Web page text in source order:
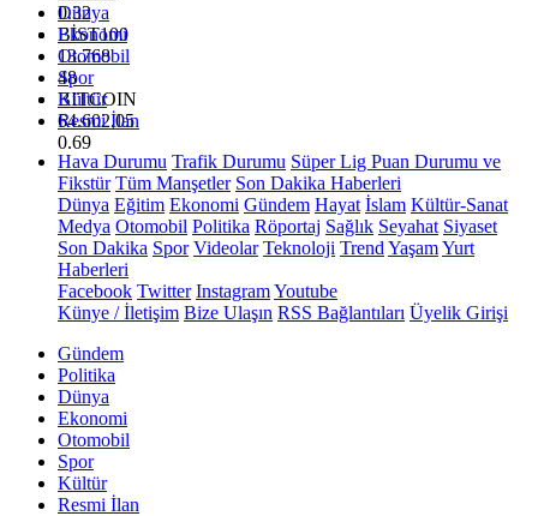
0.32
BİST100
13.768
48
BITCOIN
64.602,05
0.69
Dünya
Ekonomi
Otomobil
Spor
Kültür
Resmi İlan
Hava Durumu Trafik Durumu Süper Lig Puan Durumu ve
Fikstür Tüm Manşetler Son Dakika Haberleri
Dünya Eğitim Ekonomi Gündem Hayat İslam Kültür-Sanat
Medya Otomobil Politika Röportaj Sağlık Seyahat Siyaset
Son Dakika Spor Videolar Teknoloji Trend YaşamYurt
Haberleri
Facebook Twitter InstagramYoutube
Künye / İletişim Bize Ulaşın RSS Bağlantıları Üyelik Girişi
Gündem
Politika
Dünya
Ekonomi
Otomobil
Spor
Kültür
Resmi İlan